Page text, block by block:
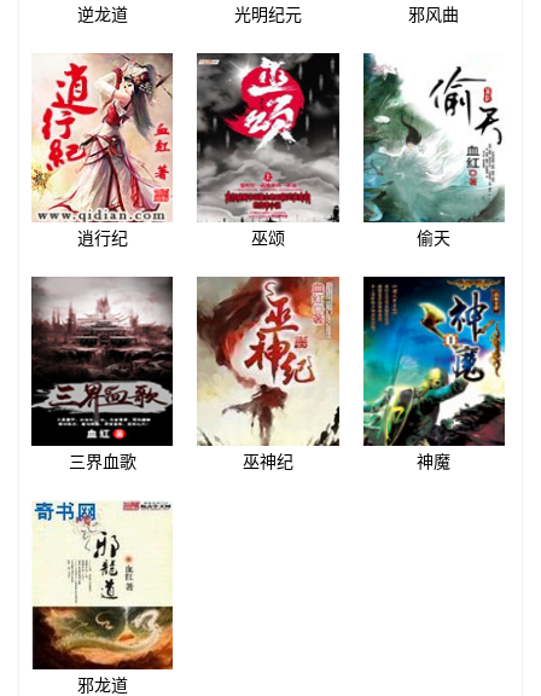
逆龙道 光明纪元 邪风曲
逍行纪 巫颂 偷天
三界血歌 巫神纪 神魔
邪龙道